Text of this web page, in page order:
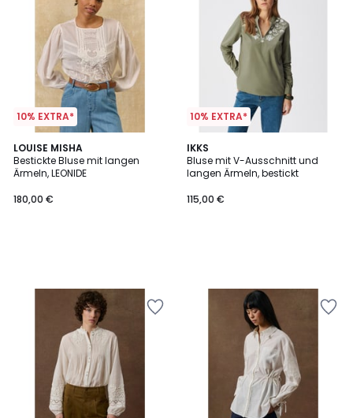
10% EXTRA*
LOUISE MISHA
Bestickte Bluse mit langen
Ärmeln, LEONIDE
180,00 €
10% EXTRA*
IKKS
Bluse mit V-Ausschnitt und
langen Ärmeln, bestickt
115,00 €